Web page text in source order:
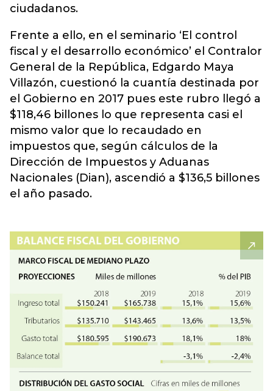
ciudadanos.
Frente a ello, en el seminario ‘El control
fiscal y el desarrollo económico’ el Contralor
General de la República, Edgardo Maya
Villazón, cuestionó la cuantía destinada por
el Gobierno en 2017 pues este rubro llegó a
$118,46 billones lo que representa casi el
mismo valor que lo recaudado en
impuestos que, según cálculos de la
Dirección de Impuestos y Aduanas
Nacionales (Dian), ascendió a $136,5 billones
el año pasado.